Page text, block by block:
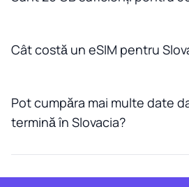
Cât costă un eSIM pentru
Pot cumpăra mai multe date
termină în Slovacia?